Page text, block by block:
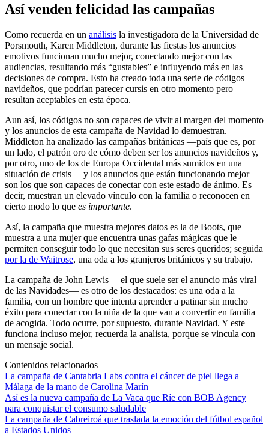
Así venden felicidad las campañas
Como recuerda en un análisis la investigadora de la Universidad de
Porsmouth, Karen Middleton, durante las fiestas los anuncios
emotivos funcionan mucho mejor, conectando mejor con las
audiencias, resultando más “gustables” e influyendo más en las
decisiones de compra. Esto ha creado toda una serie de códigos
navideños, que podrían parecer cursis en otro momento pero
resultan aceptables en esta época.
Aun así, los códigos no son capaces de vivir al margen del momento
y los anuncios de esta campaña de Navidad lo demuestran.
Middleton ha analizado las campañas británicas —país que es, por
un lado, el patrón oro de cómo deben ser los anuncios navideños y,
por otro, uno de los de Europa Occidental más sumidos en una
situación de crisis— y los anuncios que están funcionando mejor
son los que son capaces de conectar con este estado de ánimo. Es
decir, muestran un elevado vínculo con la familia o reconocen en
cierto modo lo que es importante.
Así, la campaña que muestra mejores datos es la de Boots, que
muestra a una mujer que encuentra unas gafas mágicas que le
permiten conseguir todo lo que necesitan sus seres queridos; seguida
por la de Waitrose, una oda a los granjeros británicos y su trabajo.
La campaña de John Lewis —el que suele ser el anuncio más viral
de las Navidades— es otro de los destacados: es una oda a la
familia, con un hombre que intenta aprender a patinar sin mucho
éxito para conectar con la niña de la que van a convertir en familia
de acogida. Todo ocurre, por supuesto, durante Navidad. Y este
funciona incluso mejor, recuerda la analista, porque se vincula con
un mensaje social.
Contenidos relacionados
La campaña de Cantabria Labs contra el cáncer de piel llega a
Málaga de la mano de Carolina Marín
Así es la nueva campaña de La Vaca que Ríe con BOB Agency
para conquistar el consumo saludable
La campaña de Cabreiroá que traslada la emoción del fútbol español
a Estados Unidos